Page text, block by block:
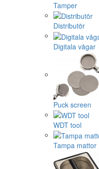
Tamper
Distributör
Digitala vågar
Puck screen
WDT tool
Tampa mattor